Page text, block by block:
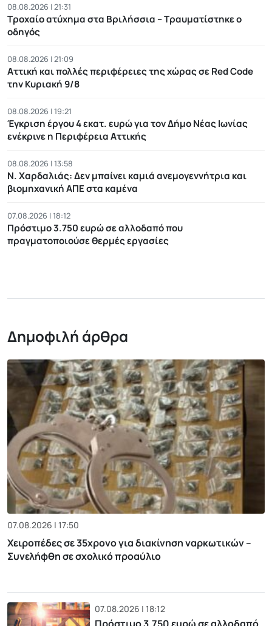
08.08.2026 | 21:31
Τροχαίο ατύχημα στα Βριλήσσια – Τραυματίστηκε ο
οδηγός
08.08.2026 | 21:09
Αττική και πολλές περιφέρειες της χώρας σε Red Code
την Κυριακή 9/8
08.08.2026 | 19:21
Έγκριση έργου 4 εκατ. ευρώ για τον Δήμο Νέας Ιωνίας
ενέκρινε η Περιφέρεια Αττικής
08.08.2026 | 13:58
Ν. Χαρδαλιάς: Δεν μπαίνει καμιά ανεμογεννήτρια και
βιομηχανική ΑΠΕ στα καμένα
07.08.2026 | 18:12
Πρόστιμο 3.750 ευρώ σε αλλοδαπό που
πραγματοποιούσε θερμές εργασίες
Δημοφιλή άρθρα
07.08.2026 | 17:50
Χειροπέδες σε 35χρονο για διακίνηση ναρκωτικών –
Συνελήφθη σε σχολικό προαύλιο
07.08.2026 | 18:12